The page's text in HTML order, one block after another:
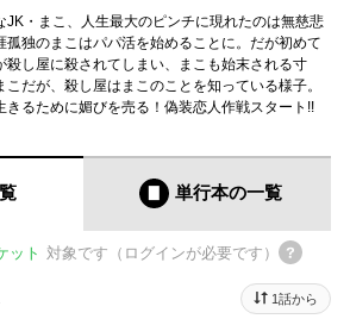
JK・まこ、人生最大のピンチに現れたのは無慈悲
孤独のまこはパパ活を始めることに。だが初めて
殺し屋に殺されてしまい、まこも始末される寸
だが、殺し屋はまこのことを知っている様子。
きるために媚びを売る！偽装恋人作戦スタート!!
単行本の一覧
ット 対象です（ログインが必要です）
1話から